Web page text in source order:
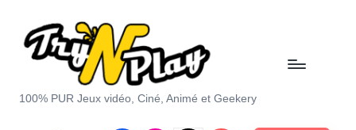
T
100% PUR Jeux vidéo, Ciné, Animé et Geekery